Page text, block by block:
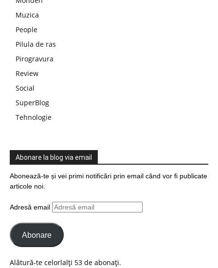
Muzica
People
Pilula de ras
Pirogravura
Review
Social
SuperBlog
Tehnologie
Abonare la blog via email
Abonează-te și vei primi notificări prin email când vor fi publicate
articole noi.
Adresă email
Abonare
Alătură-te celorlalți 53 de abonați.